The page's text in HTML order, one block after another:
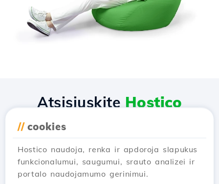
// cookies
Hostico naudoja, renka ir apdoroja slapukus
funkcionalumui, saugumui, srauto analizei ir
portalo naudojamumo gerinimui.
Atsisiųskite Hostico